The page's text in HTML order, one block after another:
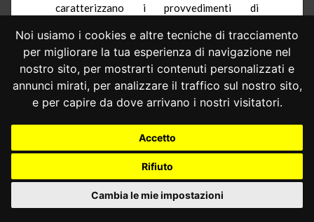
Noi usiamo i cookies e altre tecniche di tracciamento
per migliorare la tua esperienza di navigazione nel
nostro sito, per mostrarti contenuti personalizzati e
annunci mirati, per analizzare il traffico sul nostro sito,
e per capire da dove arrivano i nostri visitatori.
Accetto
Rifiuto
Cambia le mie impostazioni
caratterizzano i provvedimenti di
di disporre la confisca obbligatoria» (così,
Cass., n. 18535 del 2022).
Sulle materie indicate dall’art. 676 cod.
proc. pen., tra cui la confisca, il giudice
dell’esecuzione procede secondo lo schema
previsto dall’art. 667, comma 4, cod. proc.
pen.: provvede, cioè, con ordinanza
emessade plano– «senza formalità» –
contro cui il pubblico ministero e
l’interessato possono proporre
opposizione davanti allo stesso giudice, che